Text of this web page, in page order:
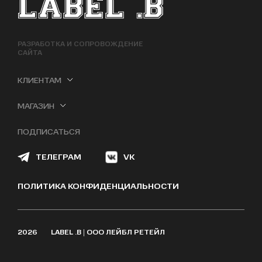
РАЗРАБОТКА И СОПРОВОЖДЕНИЕ
САЙТА
КЛИЕНТАМ
МАГАЗИН
ПОДПИСАТЬСЯ
ТЕЛЕГРАМ VK
2026 LABEL .B | ООО ЛЕЙБЛ РЕТЕЙЛ
ПОЛИТИКА КОНФИДЕНЦИАЛЬНОСТИ